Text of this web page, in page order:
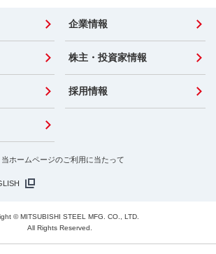
企業情報
株主・投資家情報
採用情報
当ホームページのご利用に当たって
© MITSUBISHI STEEL MFG. CO., LTD.
All Rights Reserved.